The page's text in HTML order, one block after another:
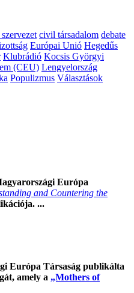
civil társadalom debate
Európai Unió Hegedűs
Klubrádió Kocsis Györgyi
(CEU) Lengyelország
Populizmus Választások
Európa
and Countering the
...
Európa Társaság publikálta
amely a „Mothers of